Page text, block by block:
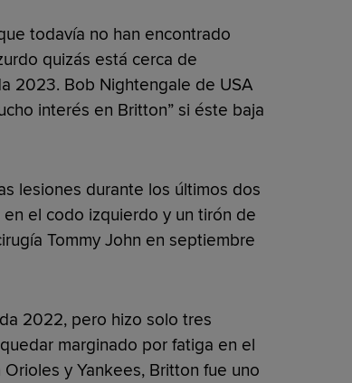
todavía no han encontrado
quizás está cerca de
2023. Bob Nightengale de USA
interés en Britton” si éste baja
lesiones durante los últimos dos
el codo izquierdo y un tirón de
Tommy John en septiembre
2022, pero hizo solo tres
marginado por fatiga en el
y Yankees, Britton fue uno